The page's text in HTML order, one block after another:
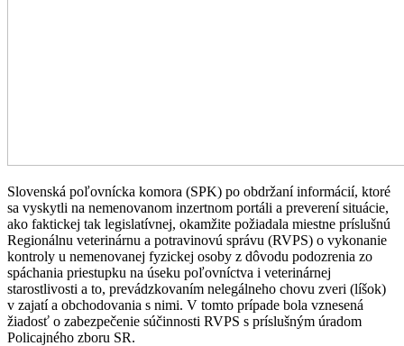
Slovenská poľovnícka komora (SPK) po obdržaní informácií, ktoré
sa vyskytli na nemenovanom inzertnom portáli a preverení situácie,
ako faktickej tak legislatívnej, okamžite požiadala miestne príslušnú
Regionálnu veterinárnu a potravinovú správu (RVPS) o vykonanie
kontroly u nemenovanej fyzickej osoby z dôvodu podozrenia zo
spáchania priestupku na úseku poľovníctva i veterinárnej
starostlivosti a to, prevádzkovaním nelegálneho chovu zveri (líšok)
v zajatí a obchodovania s nimi. V tomto prípade bola vznesená
žiadosť o zabezpečenie súčinnosti RVPS s príslušným úradom
Policajného zboru SR.